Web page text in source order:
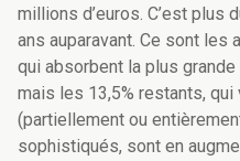
millions d’euros. C’est plus
ans auparavant. Ce sont
qui absorbent la plus
mais les 13,5% restants,
(partiellement ou
sophistiqués, sont en